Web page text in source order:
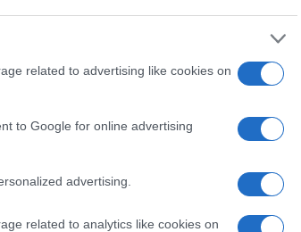
related to advertising like cookies on
to Google for online advertising
advertising.
related to analytics like cookies on
ya había
no culminaron
a principios. Según
que algunos
la imagen del
designación de